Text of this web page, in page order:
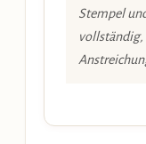
Stempel